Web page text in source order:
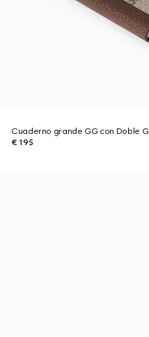
Cuaderno grande GG con Doble G
€ 195